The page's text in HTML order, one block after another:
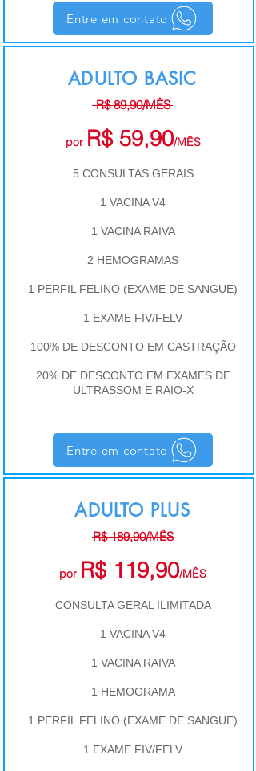
Entre em contato
ADULTO BASIC
R$ 89,90/MÊS
por R$ 59,90/MÊS
5 CONSULTAS GERAIS
1 VACINA V4
1 VACINA RAIVA
2 HEMOGRAMAS
1 PERFIL FELINO (EXAME DE SANGUE)
1 EXAME FIV/FELV
100% DE DESCONTO EM CASTRAÇÃO
20% DE DESCONTO EM EXAMES DE
ULTRASSOM E RAIO-X
Entre em contato
ADULTO PLUS
R$ 189,90/MÊS
por R$ 119,90/MÊS
CONSULTA GERAL ILIMITADA
1 VACINA V4
1 VACINA RAIVA
1 HEMOGRAMA
1 PERFIL FELINO (EXAME DE SANGUE)
1 EXAME FIV/FELV